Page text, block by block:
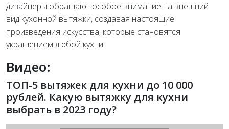
дизайнеры обращают особое внимание на внешний
вид кухонной вытяжки, создавая настоящие
произведения искусства, которые становятся
украшением любой кухни.
Видео:
ТОП-5 вытяжек для кухни до 10 000
рублей. Какую вытяжку для кухни
выбрать в 2023 году?